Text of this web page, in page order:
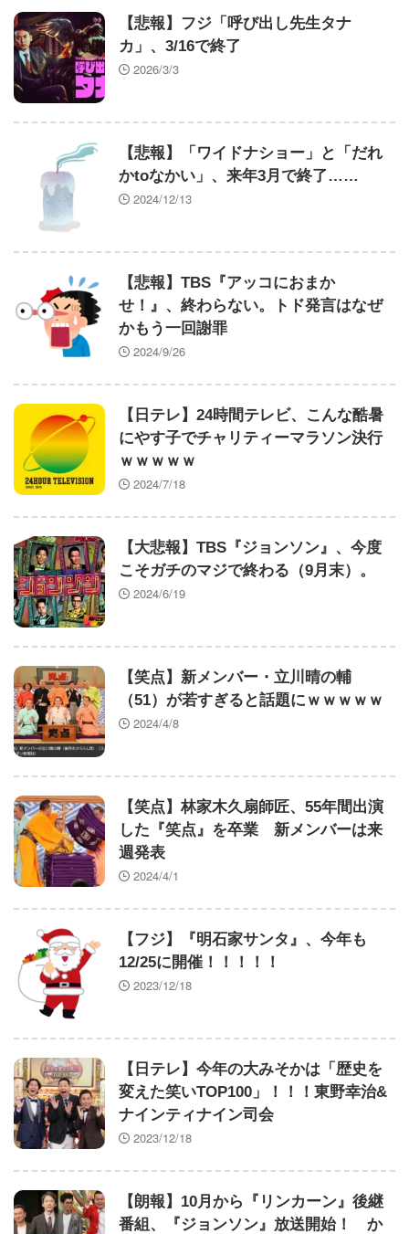
たいになる
2026年上半期連載開始のおすすめ小説 その２
フリマ民「あと500円値下げ出来ませんか」ワイ
「ほ～い購入ｗ」
識者「女を磨いた35歳の女性より、何もしてない
25歳の女性の方が圧倒的にモテます」→…正論なの
に何故か炎上ｗｗｗ
映画『8番出口』地上波初放送決定ｗｗｗｗｗｗｗ
ｗｗｗｗｗｗｗｗｗｗｗｗｗｗｗｗｗｗｗｗｗｗｗ
【ウマ娘】捨て布団乾燥機を拾ってきてカレンチャ
ンに叱られるアヤベさん
AIで人員削減やりまくった結果
【驚愕】東京都、ようやく気づいた模様ｗｗｗｗｗ
ｗｗ
【ウマ娘】正直ダンツと5年くらい付き合ってゆっ
くり結婚したい
【画像10枚】佐倉綾音さん(32)、自分のシコポイン
トに気がつくwwwwwww
【画像】巨人のエースが美女とシーシャバー(合法)
で不倫wwwwww
【画像】天野ちよのまんまるお胸ｗｗｗｗｗｗｗｗ
ｗｗｗｗｗｗ
Powered by livedoor 相互RSS
【悲報】フジ「呼び出し先生タナ
カ」、3/16で終了
2026/3/3
【悲報】「ワイドナショー」と「だれ
かtoなかい」、来年3月で終了……
2024/12/13
【悲報】TBS『アッコにおまか
せ！』、終わらない。トド発言はなぜ
かもう一回謝罪
2024/9/26
【日テレ】24時間テレビ、こんな酷暑
にやす子でチャリティーマラソン決行
ｗｗｗｗｗ
2024/7/18
【大悲報】TBS『ジョンソン』、今度
こそガチのマジで終わる（9月末）。
2024/6/19
【笑点】新メンバー・立川晴の輔
（51）が若すぎると話題にｗｗｗｗｗ
2024/4/8
【笑点】林家木久扇師匠、55年間出演
した『笑点』を卒業 新メンバーは来
週発表
2024/4/1
【フジ】『明石家サンタ』、今年も
12/25に開催！！！！！
2023/12/18
【日テレ】今年の大みそかは「歴史を
変えた笑いTOP100」！！！東野幸治&
ナインティナイン司会
2023/12/18
【朗報】10月から『リンカーン』後継
番組、『ジョンソン』放送開始！ か